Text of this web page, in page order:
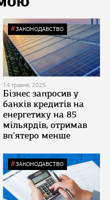
ЗАКОНОДАВСТВО
14 травня, 2025
Бізнес запросив у
банків кредитів на
енергетику на 85
мільярдів, отримав
вп'ятеро менше
ЗАКОНОДАВСТВО